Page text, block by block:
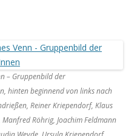
– Gruppenbild der
hinten beginnend von links nach
Reiner Kriependorf, Klaus
Manfred Röhrig, Joachim Feldmann